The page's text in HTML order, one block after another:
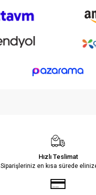
Hızlı Teslimat
Siparişleriniz en kısa sürede